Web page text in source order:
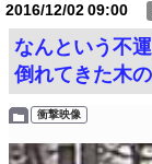
2016/12/0209:00
なんという不
倒れてきた木
衝撃映像